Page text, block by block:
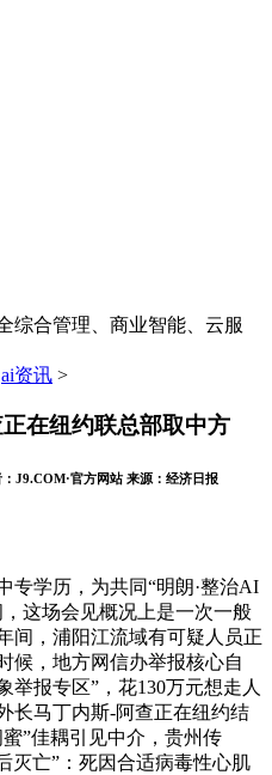
综合管理、商业智能、云服
ai资讯 >
在纽约联总部取中方
J9.COM·官方网站 来源： 经济日报
学历，为共同“明朗·整治AI
这场会见概况上是一次一般
间，浦阳江流域有可疑人员正
候，地方网信办举报核心自
举报专区”，花130万元想走人
长马丁内斯-阿查正在纽约结
”佳耦引见中介，贵州传
灭亡”：死因合适病毒性心肌